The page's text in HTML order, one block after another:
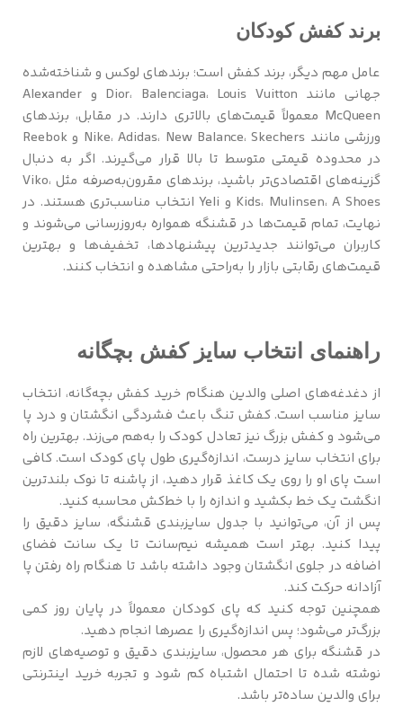
برند کفش کودکان
عامل مهم دیگر، برند کفش است؛ برندهای لوکس و شناخته‌شده
جهانی مانند Dior، Balenciaga، Louis Vuitton و Alexander
McQueen معمولاً قیمت‌های بالاتری دارند. در مقابل، برندهای
ورزشی مانند Nike، Adidas، New Balance، Skechers و Reebok
در محدوده قیمتی متوسط تا بالا قرار می‌گیرند. اگر به دنبال
گزینه‌های اقتصادی‌تر باشید، برندهای مقرون‌به‌صرفه مثل Viko،
Kids، Mulinsen، A Shoes و Yeli انتخاب مناسب‌تری هستند. در
نهایت، تمام قیمت‌ها در قشنگه همواره به‌روزرسانی می‌شوند و
کاربران می‌توانند جدیدترین پیشنهادها، تخفیف‌ها و بهترین
قیمت‌های رقابتی بازار را به‌راحتی مشاهده و انتخاب کنند.
راهنمای انتخاب سایز کفش بچگانه
از دغدغه‌های اصلی والدین هنگام خرید کفش بچه‌گانه، انتخاب
سایز مناسب است. کفش تنگ باعث فشردگی انگشتان و درد پا
می‌شود و کفش بزرگ نیز تعادل کودک را به‌هم می‌زند. بهترین راه
برای انتخاب سایز درست، اندازه‌گیری طول پای کودک است. کافی
است پای او را روی یک کاغذ قرار دهید، از پاشنه تا نوک بلندترین
انگشت یک خط بکشید و اندازه را با خط‌کش محاسبه کنید.
پس از آن، می‌توانید با جدول سایزبندی قشنگه، سایز دقیق را
پیدا کنید. بهتر است همیشه نیم‌سانت تا یک سانت فضای
اضافه در جلوی انگشتان وجود داشته باشد تا هنگام راه رفتن پا
آزادانه حرکت کند.
همچنین توجه کنید که پای کودکان معمولاً در پایان روز کمی
بزرگ‌تر می‌شود؛ پس اندازه‌گیری را عصرها انجام دهید.
در قشنگه برای هر محصول، سایزبندی دقیق و توصیه‌های لازم
نوشته شده تا احتمال اشتباه کم شود و تجربه خرید اینترنتی
برای والدین ساده‌تر باشد.